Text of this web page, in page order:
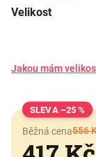
Velikost
Jakou mám
–25 %
Běžná cena556